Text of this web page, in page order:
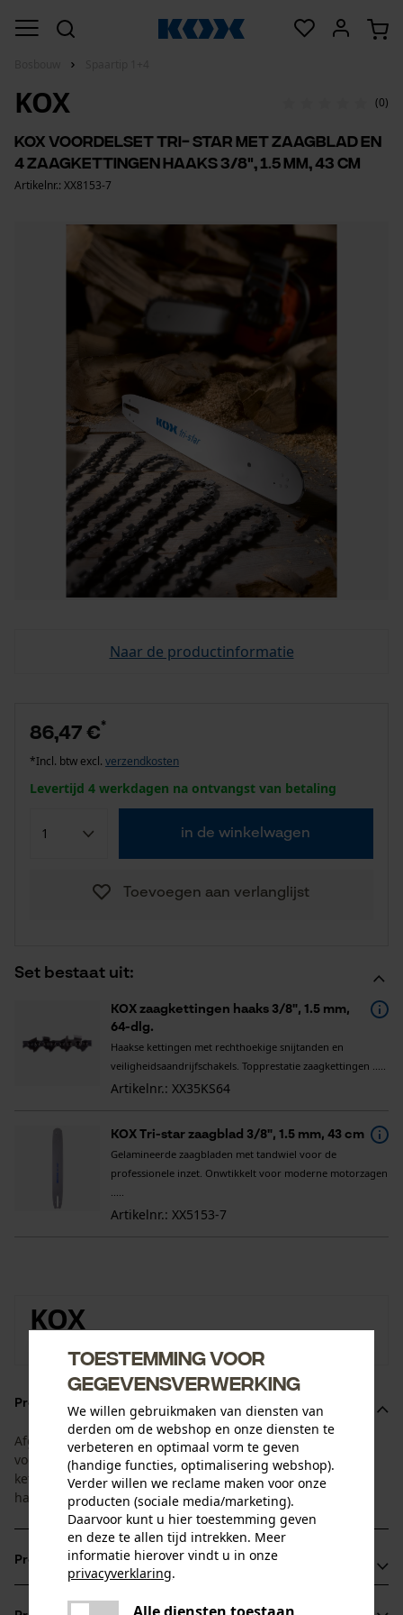
KOX (0)
KOX voordelset Tri- Star met zaagblad en
4 zaagkettingen haaks 3/8", 1.5 mm, 43 cm
Artikelnr.: XX8153-7
Naar de productinformatie
Set bestaat uit:
KOX zaagkettingen haaks 3/8", 1.5 mm,
64-dlg.
Haakse kettingen met rechthoekige snijtanden en
veiligheidsaandrijfschakels. Topprestatie zaagkettingen .....
Artikelnr.: XX35KS64
KOX Tri-star zaagblad 3/8", 1.5 mm, 43 cm
Gelamineerde zaagbladen met tandwiel voor de
professionele inzet. Onwtikkelt voor moderne motorzagen
.....
Artikelnr.: XX5153-7
86,47 €*
*Incl. btw excl. verzendkosten
Levertijd 4 werkdagen na ontvangst van betaling
in de winkelwagen
Toevoegen aan verlanglijst
KOX
Productomschrijving
Afgestemd op de standtijd van blad en ketting. Deze 1+4
voordeelset bestaat uit een zaagblad met 4 bijpassende
kettingen. Zo heeft u altijd een vervangende ketting bij de
hand!
Productvoordelen
Lichter dan bladen van massief staal
Toestemming voor
gegevensverwerking
We willen gebruikmaken van diensten van
derden om de webshop en onze diensten te
verbeteren en optimaal vorm te geven
(handige functies, optimalisering webshop).
Verder willen we reclame maken voor onze
producten (sociale media/marketing).
Daarvoor kunt u hier toestemming geven
en deze te allen tijd intrekken. Meer
informatie hierover vindt u in onze
privacyverklaring.